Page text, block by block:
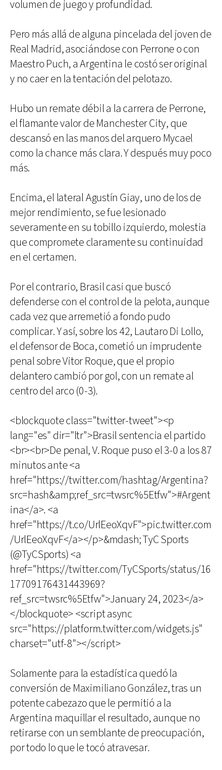
volumen de juego y profundidad.
Pero más allá de alguna pincelada del joven de
Real Madrid, asociándose con Perrone o con
Maestro Puch, a Argentina le costó ser original
y no caer en la tentación del pelotazo.
Hubo un remate débil a la carrera de Perrone,
el flamante valor de Manchester City, que
descansó en las manos del arquero Mycael
como la chance más clara. Y después muy poco
más.
Encima, el lateral Agustín Giay, uno de los de
mejor rendimiento, se fue lesionado
severamente en su tobillo izquierdo, molestia
que compromete claramente su continuidad
en el certamen.
Por el contrario, Brasil casi que buscó
defenderse con el control de la pelota, aunque
cada vez que arremetió a fondo pudo
complicar. Y así, sobre los 42, Lautaro Di Lollo,
el defensor de Boca, cometió un imprudente
penal sobre Vitor Roque, que el propio
delantero cambió por gol, con un remate al
centro del arco (0-3).
<blockquote class="twitter-tweet"><p
lang="es" dir="ltr">Brasil sentencia el partido
<br><br>De penal, V. Roque puso el 3-0 a los 87
minutos ante <a
href="https://twitter.com/hashtag/Argentina?
src=hash&amp;ref_src=twsrc%5Etfw">#Argent
ina</a>. <a
href="https://t.co/UrlEeoXqvF">pic.twitter.com
/UrlEeoXqvF</a></p>&mdash; TyC Sports
(@TyCSports) <a
href="https://twitter.com/TyCSports/status/16
17709176431443969?
ref_src=twsrc%5Etfw">January 24, 2023</a>
</blockquote> <script async
src="https://platform.twitter.com/widgets.js"
charset="utf-8"></script>
Solamente para la estadística quedó la
conversión de Maximiliano González, tras un
potente cabezazo que le permitió a la
Argentina maquillar el resultado, aunque no
retirarse con un semblante de preocupación,
por todo lo que le tocó atravesar.